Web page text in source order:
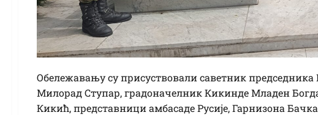
Обележавању су присуствовали саветник председника
Милорад Ступар, градоначелник Кикинде Младен
Кикић, представници амбасаде Русије, Гарнизона